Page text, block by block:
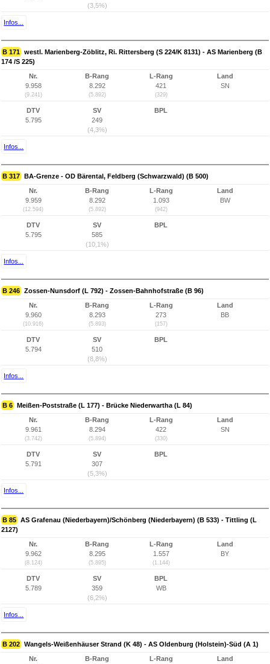
(3,5%)
Infos...
B 171 westl. Marienberg-Zöblitz, Ri. Rittersberg (S 224/K 8131) - AS Marienberg (B
174 /S 225)
Nr.
9.958
(9.241)
B-Rang
8.292
(5.892)
L-Rang
421
(329)
Land
SN
DTV
5.795
SV
249
(4,3%)
BPL
Infos...
B 317 BA-Grenze - OD Bärental, Feldberg (Schwarzwald) (B 500)
Nr.
9.959
(12.594)
B-Rang
8.292
(5.892)
L-Rang
1.093
(942)
Land
BW
DTV
5.795
SV
585
(10,1%)
BPL
Infos...
B 246 Zossen-Nunsdorf (L 792) - Zossen-Bahnhofstraße (B 96)
Nr.
9.960
(10.916)
B-Rang
8.293
(5.893)
L-Rang
273
(157)
Land
BB
DTV
5.794
SV
510
(8,8%)
BPL
Infos...
B 6 Meißen-Poststraße (L 177) - Brücke Niederwartha (L 84)
Nr.
9.961
(3.742)
B-Rang
8.294
(5.894)
L-Rang
422
(330)
Land
SN
DTV
5.791
SV
307
(5,3%)
BPL
Infos...
B 85 AS Grafenau (Niederbayern)/Schönberg (Niederbayern) (B 533) - Tittling (L
2127)
Nr.
9.962
(8.124)
B-Rang
8.295
(5.895)
L-Rang
1.557
(1.144)
Land
BY
DTV
5.789
SV
359
(6,2%)
BPL
WB
Infos...
B 202 Wangels-Weißenhäuser Strand (K 48) - AS Oldenburg (Holstein)-Süd (A 1)
Nr.
B-Rang
L-Rang
Land